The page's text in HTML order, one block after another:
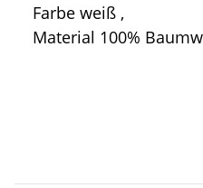
Farbe weiß ,
Material 100%